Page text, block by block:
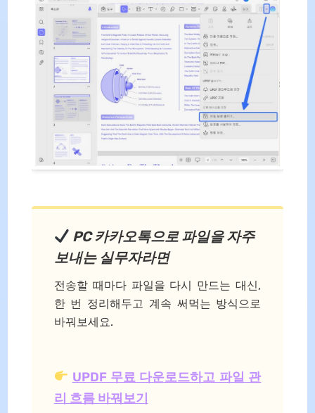
PC 카카오톡으로 파일을 자주
보내는 실무자라면
전송할 때마다 파일을 다시 만드는 대신,
한 번 정리해두고 계속 써먹는 방식으로
바꿔보세요.
UPDF 무료 다운로드하고 파일 관
리 흐름 바꿔보기